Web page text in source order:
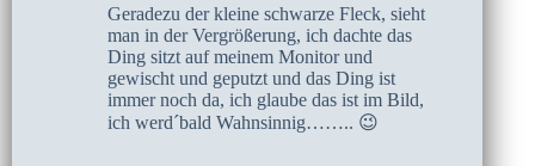
Geradezu der kleine schwarze Fleck, sieht
man in der Vergrößerung, ich dachte das
Ding sitzt auf meinem Monitor und
gewischt und geputzt und das Ding ist
immer noch da, ich glaube das ist im Bild,
ich werd´bald Wahnsinnig…….. 😉